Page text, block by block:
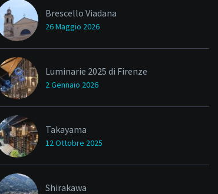
Brescello Viadana
26 Maggio 2026
Luminarie 2025 di Firenze
2 Gennaio 2026
Takayama
12 Ottobre 2025
Shirakawa